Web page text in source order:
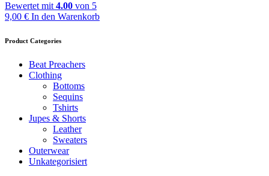
Bewertet mit 4.00 von 5
9,00 € In den Warenkorb
Product Categories
Beat Preachers
Clothing
Bottoms
Sequins
Tshirts
Jupes & Shorts
Leather
Sweaters
Outerwear
Unkategorisiert